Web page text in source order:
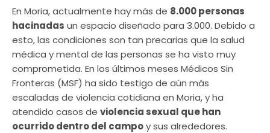
En Moria, actualmente hay más de 8.000 personas
hacinadas un espacio diseñado para 3.000. Debido a
esto, las condiciones son tan precarias que la salud
médica y mental de las personas se ha visto muy
comprometida. En los últimos meses Médicos Sin
Fronteras (MSF) ha sido testigo de aún más
escaladas de violencia cotidiana en Moria, y ha
atendido casos de violencia sexual que han
ocurrido dentro del campoy sus alrededores.